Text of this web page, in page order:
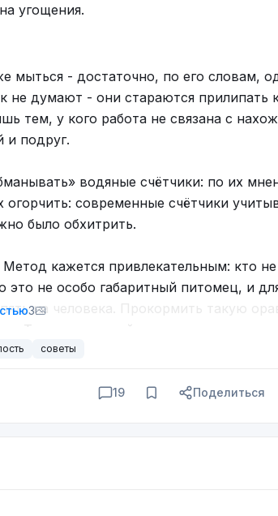
угощения.
мыться - достаточно, по его словам,
не думают - они стараются прилипать
тем, у кого работа не связана с
и подруг.
водяные счётчики: по их
современные счётчики
было обхитрить.
кажется привлекательным: кто
это не особо габаритный питомец, и
на человека. Прокормить такую
3
советы
19 Поделиться